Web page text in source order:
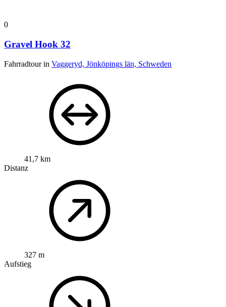
0
Gravel Hook 32
Fahrradtour in Vaggeryd, Jönköpings län, Schweden
41,7 km
Distanz
327 m
Aufstieg